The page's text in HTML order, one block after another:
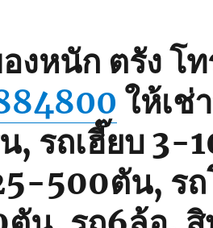
งหนัก ตรัง โ
ให้เช่
, รถเฮี๊ยบ 3-
500ตัน, ร